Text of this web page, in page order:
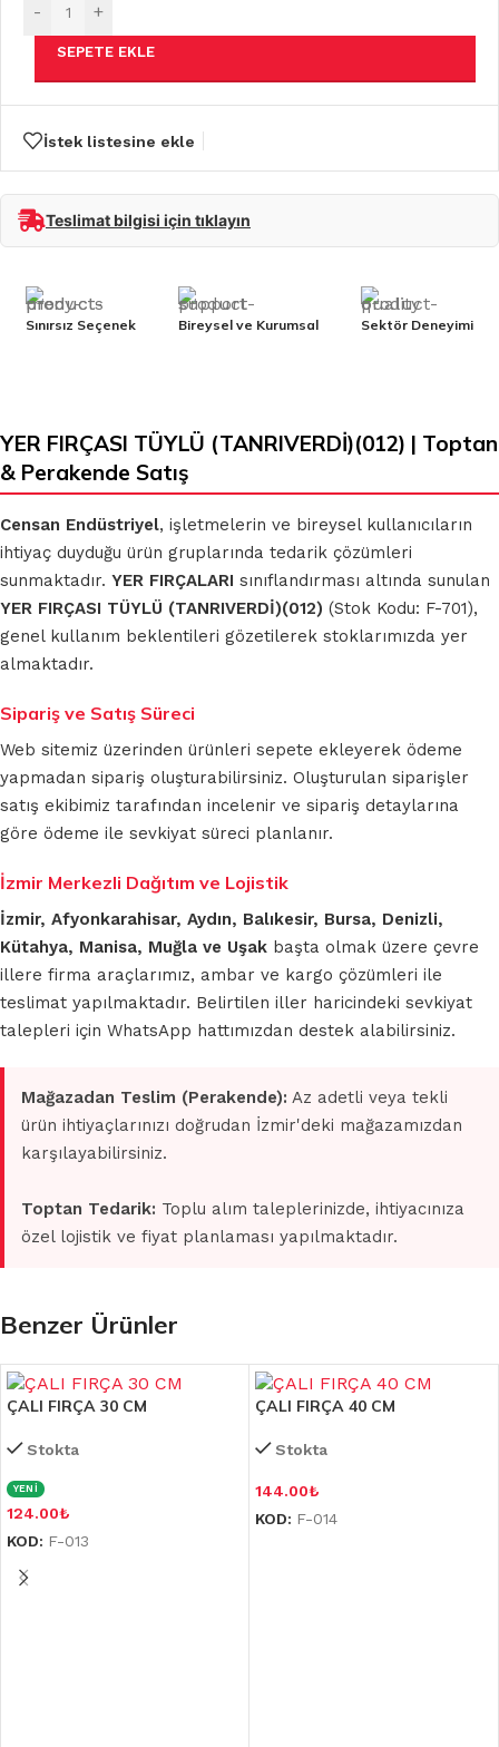
- +
SEPETE EKLE
İstek listesine ekle
Teslimat bilgisi için tıklayın
Sınırsız Seçenek Bireysel ve Kurumsal Sektör Deneyimi
YER FIRÇASI TÜYLÜ (TANRIVERDİ)(012) | Toptan
& Perakende Satış
Censan Endüstriyel, işletmelerin ve bireysel kullanıcıların
ihtiyaç duyduğu ürün gruplarında tedarik çözümleri
sunmaktadır. YER FIRÇALARI sınıflandırması altında sunulan
YER FIRÇASI TÜYLÜ (TANRIVERDİ)(012) (Stok Kodu: F-701),
genel kullanım beklentileri gözetilerek stoklarımızda yer
almaktadır.
Sipariş ve Satış Süreci
Web sitemiz üzerinden ürünleri sepete ekleyerek ödeme
yapmadan sipariş oluşturabilirsiniz. Oluşturulan siparişler
satış ekibimiz tarafından incelenir ve sipariş detaylarına
göre ödeme ile sevkiyat süreci planlanır.
İzmir Merkezli Dağıtım ve Lojistik
İzmir, Afyonkarahisar, Aydın, Balıkesir, Bursa, Denizli,
Kütahya, Manisa, Muğla ve Uşak başta olmak üzere çevre
illere firma araçlarımız, ambar ve kargo çözümleri ile
teslimat yapılmaktadır. Belirtilen iller haricindeki sevkiyat
talepleri için WhatsApp hattımızdan destek alabilirsiniz.
Mağazadan Teslim (Perakende): Az adetli veya tekli
ürün ihtiyaçlarınızı doğrudan İzmir'deki mağazamızdan
karşılayabilirsiniz.
Toptan Tedarik: Toplu alım taleplerinizde, ihtiyacınıza
özel lojistik ve fiyat planlaması yapılmaktadır.
Benzer Ürünler
ÇALI FIRÇA 30 CM
Stokta
YENİ
124.00₺
KOD: F-013
ÇALI FIRÇA 40 CM
Stokta
144.00₺
KOD: F-014